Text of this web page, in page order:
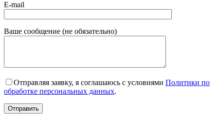
E-mail
Ваше сообщение (не обязательно)
Отправляя заявку, я соглашаюсь с условиями Политики по
обработке персональных данных.